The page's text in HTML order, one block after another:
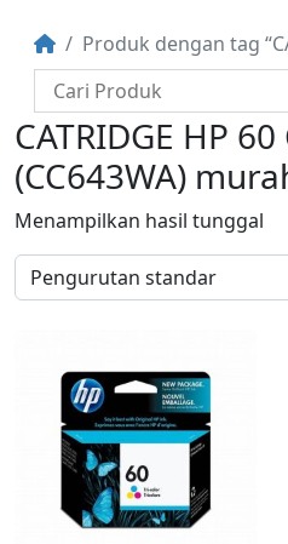
Produk dengan tag
CATRIDGE HP 60
(CC643WA)
Menampilkan hasil tunggal